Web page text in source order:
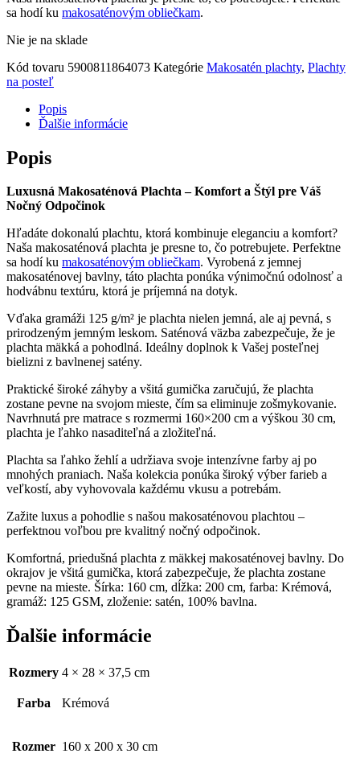
sa hodí ku makosaténovým obliečkam.
Nie je na sklade
Kód tovaru 5900811864073 Kategórie Makosatén plachty, Plachty
na posteľ
Popis
Ďalšie informácie
Popis
Luxusná Makosaténová Plachta – Komfort a Štýl pre Váš
Nočný Odpočinok
Hľadáte dokonalú plachtu, ktorá kombinuje eleganciu a komfort?
Naša makosaténová plachta je presne to, čo potrebujete. Perfektne
sa hodí ku makosaténovým obliečkam. Vyrobená z jemnej
makosaténovej bavlny, táto plachta ponúka výnimočnú odolnosť a
hodvábnu textúru, ktorá je príjemná na dotyk.
Vďaka gramáži 125 g/m² je plachta nielen jemná, ale aj pevná, s
prirodzeným jemným leskom. Saténová väzba zabezpečuje, že je
plachta mäkká a pohodlná. Ideálny doplnok k Vašej posteľnej
bielizni z bavlnenej satény.
Praktické široké záhyby a všitá gumička zaručujú, že plachta
zostane pevne na svojom mieste, čím sa eliminuje zošmykovanie.
Navrhnutá pre matrace s rozmermi 160×200 cm a výškou 30 cm,
plachta je ľahko nasaditeľná a zložiteľná.
Plachta sa ľahko žehlí a udržiava svoje intenzívne farby aj po
mnohých praniach. Naša kolekcia ponúka široký výber farieb a
veľkostí, aby vyhovovala každému vkusu a potrebám.
Zažite luxus a pohodlie s našou makosaténovou plachtou –
perfektnou voľbou pre kvalitný nočný odpočinok.
Komfortná, priedušná plachta z mäkkej makosaténovej bavlny. Do
okrajov je všitá gumička, ktorá zabezpečuje, že plachta zostane
pevne na mieste. Šírka: 160 cm, dĺžka: 200 cm, farba: Krémová,
gramáž: 125 GSM, zloženie: satén, 100% bavlna.
Ďalšie informácie
Rozmery 4 × 28 × 37,5 cm
Farba Krémová
Rozmer 160 x 200 x 30 cm